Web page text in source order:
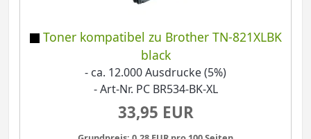
Toner kompatibel zu Brother TN-821XLBK
black
- ca. 12.000 Ausdrucke (5%)
- Art-Nr. PC BR534-BK-XL
33,95 EUR